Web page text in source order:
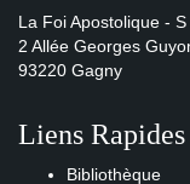
La Foi Apostolique -
2 Allée Georges
93220 Gagny
Liens Rapides
Bibliothèque